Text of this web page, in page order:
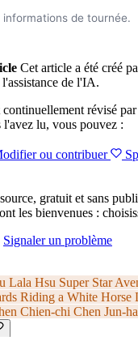
informations de tournée.
Cet article a été créé
de l'IA.
révisé
lu, vous pouvez :
ou contribuer
gratuit et sans
les bienvenues :
Signaler un problème
Lala Hsu Super Star
Riding a White Horse
Chien-chi Chen Jun-